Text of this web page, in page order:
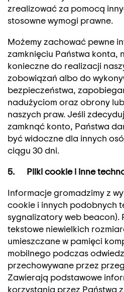
zrealizować za pomocą
stosowne wymogi prawne.
Możemy zachować pewne
zamknięciu Państwa konta,
konieczne do realizacji
zobowiązań albo do
bezpieczeństwa,
nadużyciom oraz obrony
naszych praw. Jeśli
zamknąć konto, Państwa
być widoczne dla innych
ciągu 30 dni.
5. Pliki cookie i inne
Informacje gromadzimy z
cookie i innych podobnych
sygnalizatory web beacon).
tekstowe niewielkich
umieszczane w pamięci
mobilnego podczas
przechowywane przez
Zawierają podstawowe
korzystania przez Państwa